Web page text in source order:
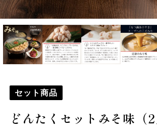
セット商品
どんたくセットみそ味（2